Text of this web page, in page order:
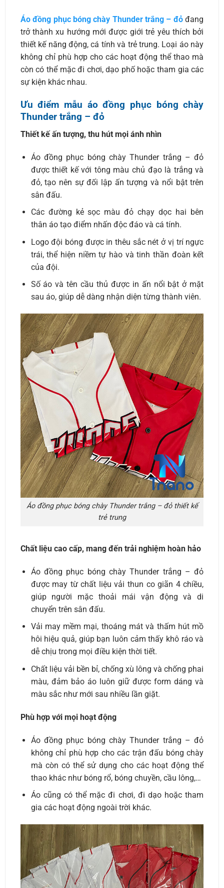
Áo đồng phục bóng chày Thunder trắng – đỏđang
trở thành xu hướng mới được giới trẻ yêu thích bởi
thiết kế năng động, cá tính và trẻ trung. Loại áo này
không chỉ phù hợp cho các hoạt động thể thao mà
còn có thể mặc đi chơi, dạo phố hoặc tham gia các
sự kiện khác nhau.
Ưu điểm mẫu áo đồng phục bóng chày
Thunder trắng – đỏ
Thiết kế ấn tượng, thu hút mọi ánh nhìn
Áo đồng phục bóng chày Thunder trắng – đỏ
được thiết kế với tông màu chủ đạo là trắng và
đỏ, tạo nên sự đối lập ấn tượng và nổi bật trên
sân đấu.
Các đường kẻ sọc màu đỏ chạy dọc hai bên
thân áo tạo điểm nhấn độc đáo và cá tính.
Logo đội bóng được in thêu sắc nét ở vị trí ngực
trái, thể hiện niềm tự hào và tinh thần đoàn kết
của đội.
Số áo và tên cầu thủ được in ấn nổi bật ở mặt
sau áo, giúp dễ dàng nhận diện từng thành viên.
Áo đồng phục bóng chày Thunder trắng – đỏ thiết kế
trẻ trung
Chất liệu cao cấp, mang đến trải nghiệm hoàn hảo
Áo đồng phục bóng chày Thunder trắng – đỏ
được may từ chất liệu vải thun co giãn 4 chiều,
giúp người mặc thoải mái vận động và di
chuyển trên sân đấu.
Vải may mềm mại, thoáng mát và thấm hút mồ
hôi hiệu quả, giúp bạn luôn cảm thấy khô ráo và
dễ chịu trong mọi điều kiện thời tiết.
Chất liệu vải bền bỉ, chống xù lông và chống phai
màu, đảm bảo áo luôn giữ được form dáng và
màu sắc như mới sau nhiều lần giặt.
Phù hợp với mọi hoạt động
Áo đồng phục bóng chày Thunder trắng – đỏ
không chỉ phù hợp cho các trận đấu bóng chày
mà còn có thể sử dụng cho các hoạt động thể
thao khác như bóng rổ, bóng chuyền, cầu lông,…
Áo cũng có thể mặc đi chơi, đi dạo hoặc tham
gia các hoạt động ngoài trời khác.